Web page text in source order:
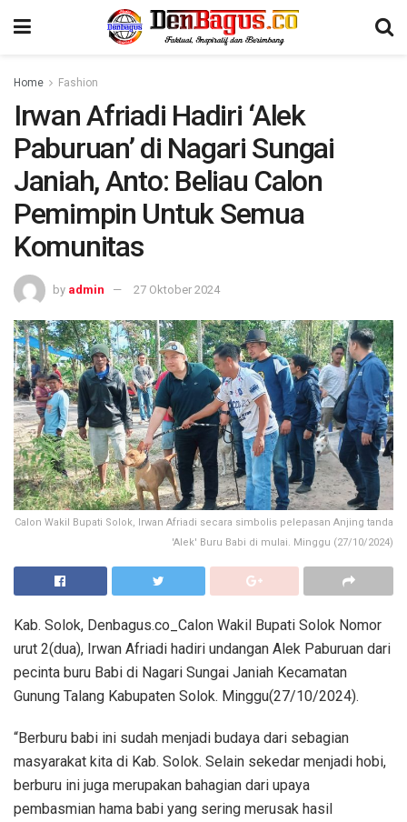
Home Fashion
Irwan Afriadi Hadiri ‘Alek
Paburuan’ di Nagari Sungai
Janiah, Anto: Beliau Calon
Pemimpin Untuk Semua
Komunitas
by admin 27 Oktober 2024
Calon Wakil Bupati Solok, Irwan Afriadi secara simbolis pelepasan Anjing tanda
'Alek' Buru Babi di mulai. Minggu (27/10/2024)
Kab. Solok, Denbagus.co_Calon Wakil Bupati Solok Nomor
urut 2(dua), Irwan Afriadi hadiri undangan Alek Paburuan dari
pecinta buru Babi di Nagari Sungai Janiah Kecamatan
Gunung Talang Kabupaten Solok. Minggu(27/10/2024).
“Berburu babi ini sudah menjadi budaya dari sebagian
masyarakat kita di Kab. Solok. Selain sekedar menjadi hobi,
berburu ini juga merupakan bahagian dari upaya
pembasmian hama babi yang sering merusak hasil